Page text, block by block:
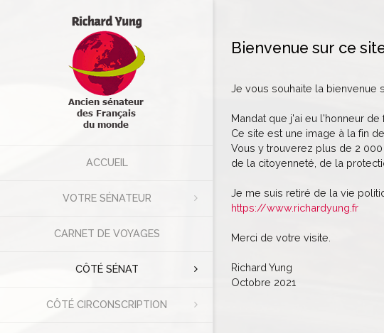
ACCUEIL
VOTRE SÉNATEUR
CARNET DE VOYAGES
CÔTÉ SÉNAT
CÔTÉ CIRCONSCRIPTION
Bienvenue sur ce
Je vous souhaite la bienvenue
Mandat que j'ai eu l'honneur de
Ce site est une image à la fin
Vous y trouverez plus de 2
de la citoyenneté, de la
Je me suis retiré de la vie
https://www.richardyung.fr
Merci de votre visite.
Richard Yung
Octobre 2021